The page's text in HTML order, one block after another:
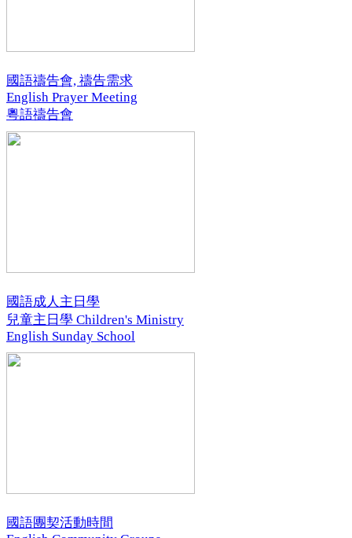
國語禱告會, 禱告需求
English Prayer Meeting
粵語禱告會
國語成人主日學
兒童主日學 Children's Ministry
English Sunday School
國語團契活動時間